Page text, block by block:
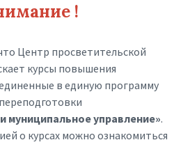
!
Центр просветительской
курсы повышения
в единую программу
муниципальное управление».
о курсах можно ознакомиться